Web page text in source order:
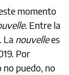
momento
. Entre la
La nouvellees
Por
no puedo, no